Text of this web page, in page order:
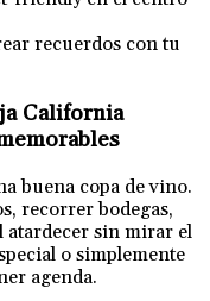
recuerdos con tu
California
buena copa de vino.
recorrer bodegas,
atardecer sin mirar el
o simplemente
agenda.